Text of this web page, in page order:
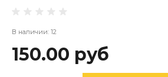
В наличии: 12
150.00 руб